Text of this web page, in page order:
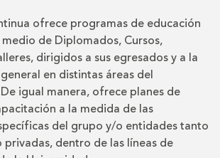
ofrece programas de educación
de Diplomados, Cursos,
dirigidos a sus egresados y a la
en distintas áreas del
igual manera, ofrece planes de
a la medida de las
del grupo y/o entidades tanto
privadas, dentro de las líneas de